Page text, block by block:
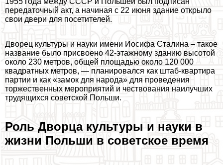
передаточный акт, а начиная с 22 июня здание открыло
свои двери для посетителей.
Дворец культуры и науки имени Иосифа Сталина – такое
название было присвоено 42-этажному зданию высотой
около 230 метров, общей площадью около 120 000
квадратных метров, — планировался как штаб-квартира
партии и как «замок для народа» для проведения
торжественных мероприятий и чествования наилучших
трудящихся советской Польши.
Роль Дворца культуры и науки в
жизни Польши в советское время